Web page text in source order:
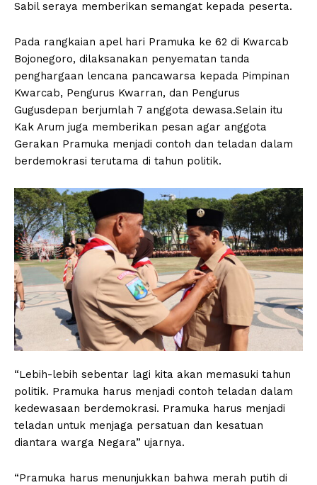
Sabil seraya memberikan semangat kepada peserta.
Pada rangkaian apel hari Pramuka ke 62 di Kwarcab
Bojonegoro, dilaksanakan penyematan tanda
penghargaan lencana pancawarsa kepada Pimpinan
Kwarcab, Pengurus Kwarran, dan Pengurus
Gugusdepan berjumlah 7 anggota dewasa.Selain itu
Kak Arum juga memberikan pesan agar anggota
Gerakan Pramuka menjadi contoh dan teladan dalam
berdemokrasi terutama di tahun politik.
“Lebih-lebih sebentar lagi kita akan memasuki tahun
politik. Pramuka harus menjadi contoh teladan dalam
kedewasaan berdemokrasi. Pramuka harus menjadi
teladan untuk menjaga persatuan dan kesatuan
diantara warga Negara” ujarnya.
“Pramuka harus menunjukkan bahwa merah putih di